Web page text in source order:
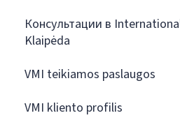
Консультации в
Klaipėda
VMI teikiamos paslaugos
VMI kliento profilis